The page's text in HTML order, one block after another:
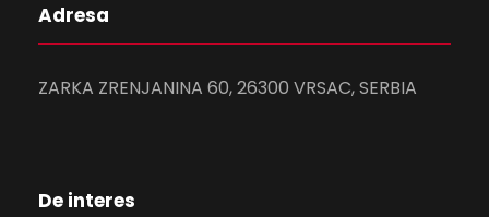
Adresa
ZARKA ZRENJANINA 60, 26300 VRSAC, SERBIA
De interes